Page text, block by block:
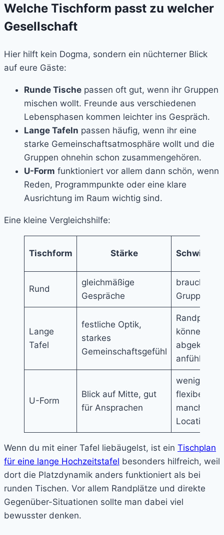
Welche Tischform passt zu welcher
Gesellschaft
Hier hilft kein Dogma, sondern ein nüchterner Blick
auf eure Gäste:
Runde Tische passen oft gut, wenn ihr Gruppen
mischen wollt. Freunde aus verschiedenen
Lebensphasen kommen leichter ins Gespräch.
Lange Tafeln passen häufig, wenn ihr eine
starke Gemeinschaftsatmosphäre wollt und die
Gruppen ohnehin schon zusammengehören.
U-Form funktioniert vor allem dann schön, wenn
Reden, Programmpunkte oder eine klare
Ausrichtung im Raum wichtig sind.
Eine kleine Vergleichshilfe:
Tischform Stärke
Rund
gleichmäßige
Gespräche
braucht
Lange
Tafel
festliche Optik,
starkes
Gemeinschaftsgefühl
Randplätze
können sich
anfühlen
U-Form
Blick auf Mitte, gut
für Ansprachen
weniger
flexibel in
manchen
Locations
Wenn du mit einer Tafel liebäugelst, ist ein Tischplan
für eine lange Hochzeitstafel besonders hilfreich, weil
dort die Platzdynamik anders funktioniert als bei
runden Tischen. Vor allem Randplätze und direkte
Gegenüber-Situationen sollte man dabei viel
bewusster denken.